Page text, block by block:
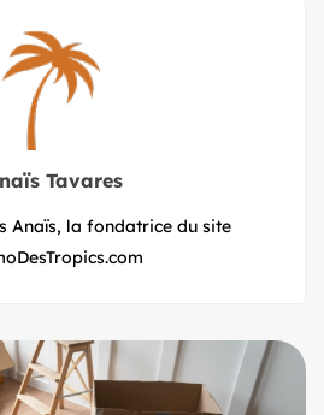
Tavares
Anaïs, la fondatrice du site